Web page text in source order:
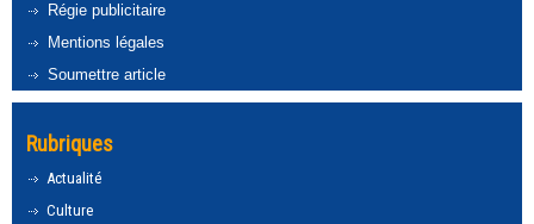
Régie publicitaire
Mentions légales
Soumettre article
Rubriques
Actualité
Culture